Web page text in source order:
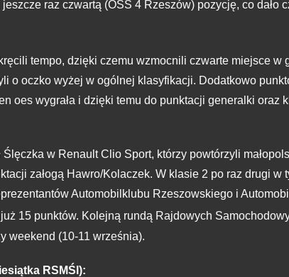
raz czwartą (OSS 4 Rzeszów) pozycję, co dało
tempo, dzięki czemu wzmocnili czwarte miejsce w
o oczko wyżej w ogólnej klasyfikacji. Dodatkowo
oes wygrała i dzięki temu do punktacji generalki oraz
Ślęczka w Renault Clio Sport, którzy powtórzyli
załogą Hawro/Kolaczek. W klasie 2 po raz drugi
Automobilklubu Rzeszowskiego i
15 punktów. Kolejną rundą Rajdowych
weekend (10-11 września).
RSMŚl):